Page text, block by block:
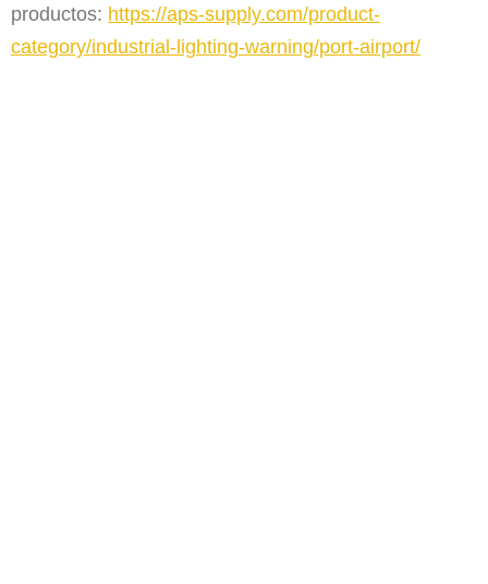
productos: https://aps-supply.com/product-
category/industrial-lighting-warning/port-airport/